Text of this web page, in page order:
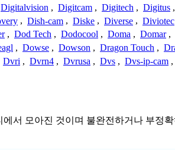
Digitalvision , Digitcam , Digitech , Digitus ,
, Dish-cam , Diske , Diverse , Diviotec
, Dod Tech , Dodocool , Doma , Domar ,
, Dowse , Dowson , Dragon Touch ,
Dvri , Dvrn4 , Dvrusa , Dvs , Dvs-ip-cam ,
서 모아진 것이며 불완전하거나 부정